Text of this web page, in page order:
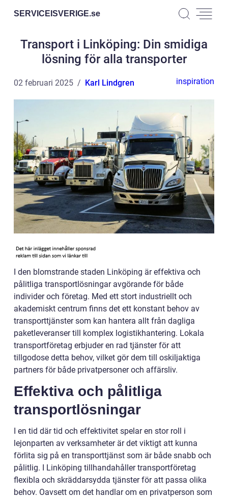
SERVICEISVERIGE.se
Transport i Linköping: Din smidiga
lösning för alla transporter
02 februari 2025 Karl Lindgren inspiration
I den blomstrande staden Linköping är effektiva och
pålitliga transportlösningar avgörande för både
individer och företag. Med ett stort industriellt och
akademiskt centrum finns det ett konstant behov av
transporttjänster som kan hantera allt från dagliga
paketleveranser till komplex logistikhantering. Lokala
transportföretag erbjuder en rad tjänster för att
tillgodose detta behov, vilket gör dem till oskiljaktiga
partners för både privatpersoner och affärsliv.
Effektiva och pålitliga
transportlösningar
I en tid där tid och effektivitet spelar en stor roll i
lejonparten av verksamheter är det viktigt att kunna
förlita sig på en transporttjänst som är både snabb och
pålitlig. I Linköping tillhandahåller transportföretag
flexibla och skräddarsydda tjänster för att passa olika
behov. Oavsett om det handlar om en privatperson som